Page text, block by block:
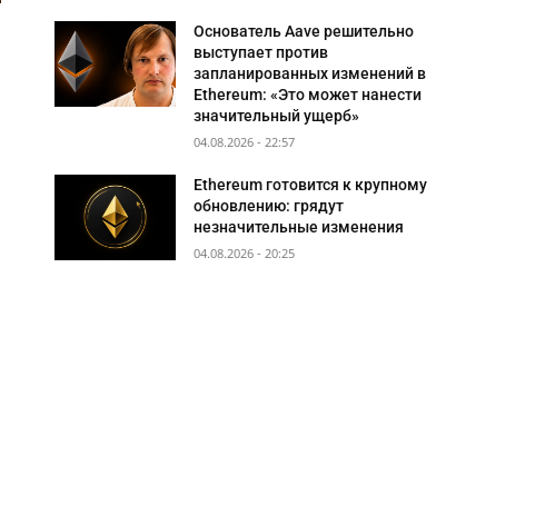
Основатель Aave решительно
выступает против
запланированных изменений в
Ethereum: «Это может нанести
значительный ущерб»
04.08.2026 - 22:57
Ethereum готовится к крупному
обновлению: грядут
незначительные изменения
04.08.2026 - 20:25